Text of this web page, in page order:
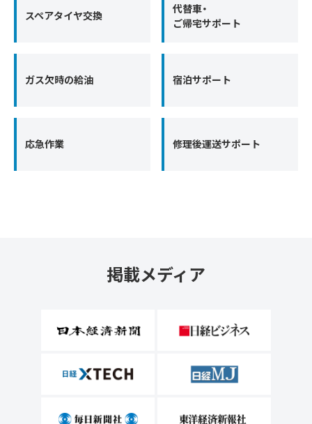
スペアタイヤ交換
代替車・
ご帰宅サポート
ガス欠時の給油 宿泊サポート
応急作業 修理後運送サポート
掲載メディア